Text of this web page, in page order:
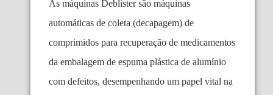
As máquinas Deblister são máquinas
automáticas de coleta (decapagem) de
comprimidos para recuperação de medicamentos
da embalagem de espuma plástica de alumínio
com defeitos, desempenhando um papel vital na